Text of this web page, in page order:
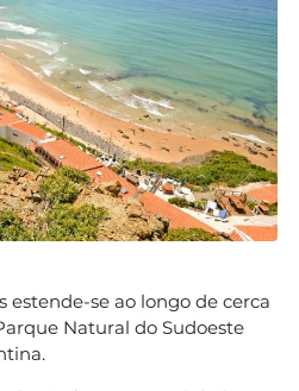
estende-se ao longo de cerca
Natural do Sudoeste